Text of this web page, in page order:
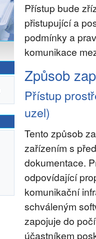
Přístup bude
přistupující a
podmínky a
komunikace
Způsob
Přístup
uzel)
Tento způsob
zařízením s
dokumentace.
odpovídající
komunikační
schváleným
zapojuje do
účastníkem